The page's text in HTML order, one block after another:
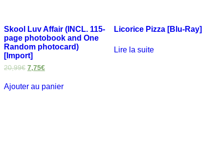
Skool Luv Affair (INCL. 115-
page photobook and One
Random photocard)
[Import]
20,99€ 7,75€
Ajouter au panier
Licorice Pizza [Blu-Ray]
Lire la suite